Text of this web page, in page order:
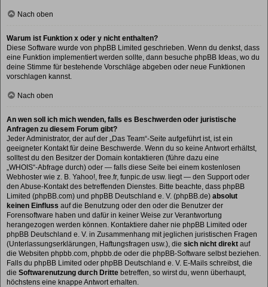
Nach oben
Warum ist Funktion x oder y nicht enthalten?
Diese Software wurde von phpBB Limited geschrieben. Wenn du denkst, dass
eine Funktion implementiert werden sollte, dann besuche phpBB Ideas, wo du
deine Stimme für bestehende Vorschläge abgeben oder neue Funktionen
vorschlagen kannst.
Nach oben
An wen soll ich mich wenden, falls es Beschwerden oder juristische
Anfragen zu diesem Forum gibt?
Jeder Administrator, der auf der „Das Team“-Seite aufgeführt ist, ist ein
geeigneter Kontakt für deine Beschwerde. Wenn du so keine Antwort erhältst,
solltest du den Besitzer der Domain kontaktieren (führe dazu eine
„WHOIS“-Abfrage durch) oder — falls diese Seite bei einem kostenlosen
Webhoster wie z. B. Yahoo!, free.fr, funpic.de usw. liegt — den Support oder
den Abuse-Kontakt des betreffenden Dienstes. Bitte beachte, dass phpBB
Limited (phpBB.com) und phpBB Deutschland e. V. (phpBB.de) absolut
keinen Einfluss auf die Benutzung oder den oder die Benutzer der
Forensoftware haben und dafür in keiner Weise zur Verantwortung
herangezogen werden können. Kontaktiere daher nie phpBB Limited oder
phpBB Deutschland e. V. in Zusammenhang mit jeglichen juristischen Fragen
(Unterlassungserklärungen, Haftungsfragen usw.), die sich nicht direkt auf
die Websiten phpbb.com, phpbb.de oder die phpBB-Software selbst beziehen.
Falls du phpBB Limited oder phpBB Deutschland e. V. E-Mails schreibst, die
die Softwarenutzung durch Dritte betreffen, so wirst du, wenn überhaupt,
höchstens eine knappe Antwort erhalten.